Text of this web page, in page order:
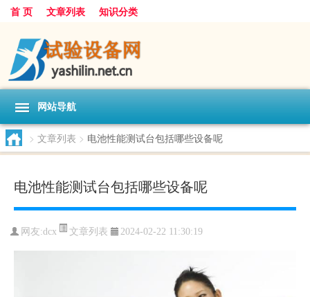
首 页 文章列表 知识分类
网站导航
> 文章列表 > 电池性能测试台包括哪些设备呢
电池性能测试台包括哪些设备呢
网友:dcx 文章列表 2024-02-22 11:30:19